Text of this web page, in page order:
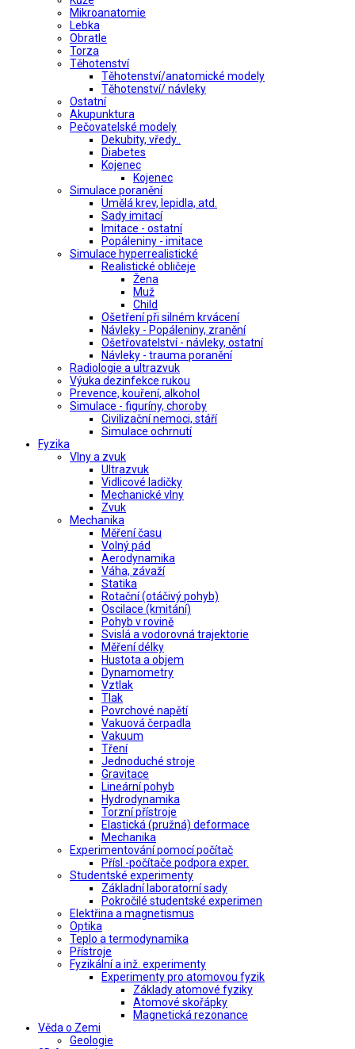
Mikroanatomie
Lebka
Obratle
Torza
Těhotenství
Těhotenství/anatomické modely
Těhotenství/ návleky
Ostatní
Akupunktura
Pečovatelské modely
Dekubity, vředy..
Diabetes
Kojenec
Kojenec
Simulace poranění
Umělá krev, lepidla, atd.
Sady imitací
Imitace - ostatní
Popáleniny - imitace
Simulace hyperrealistické
Realistické obličeje
Žena
Muž
Child
Ošetření při silném krvácení
Návleky - Popáleniny, zranění
Ošetřovatelství - návleky, ostatní
Návleky - trauma poranění
Radiologie a ultrazvuk
Výuka dezinfekce rukou
Prevence, kouření, alkohol
Simulace - figuríny, choroby
Civilizační nemoci, stáří
Simulace ochrnutí
Fyzika
Vlny a zvuk
Ultrazvuk
Vidlicové ladičky
Mechanické vlny
Zvuk
Mechanika
Měření času
Volný pád
Aerodynamika
Váha, závaží
Statika
Rotační (otáčivý pohyb)
Oscilace (kmitání)
Pohyb v rovině
Svislá a vodorovná trajektorie
Měření délky
Hustota a objem
Dynamometry
Vztlak
Tlak
Povrchové napětí
Vakuová čerpadla
Vakuum
Tření
Jednoduché stroje
Gravitace
Lineární pohyb
Hydrodynamika
Torzní přístroje
Elastická (pružná) deformace
Mechanika
Experimentování pomocí počítač
Přísl.-počítače podpora exper.
Studentské experimenty
Základní laboratorní sady
Pokročilé studentské experimen
Elektřina a magnetismus
Optika
Teplo a termodynamika
Přístroje
Fyzikální a inž. experimenty
Experimenty pro atomovou fyzik
Základy atomové fyziky
Atomové skořápky
Magnetická rezonance
Věda o Zemi
Geologie